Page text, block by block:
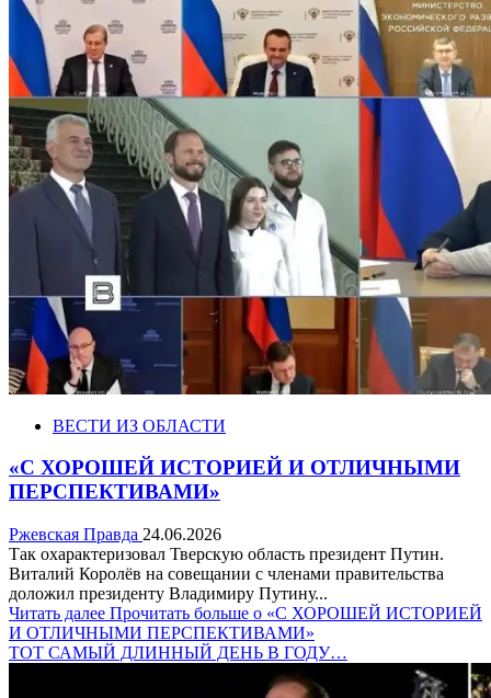
ВЕСТИ ИЗ ОБЛАСТИ
«С ХОРОШЕЙ ИСТОРИЕЙ И ОТЛИЧНЫМИ
ПЕРСПЕКТИВАМИ»
Ржевская Правда 24.06.2026
Так охарактеризовал Тверскую область президент Путин.
Виталий Королёв на совещании с членами правительства
доложил президенту Владимиру Путину...
Читать далее Прочитать больше о «С ХОРОШЕЙ ИСТОРИЕЙ
И ОТЛИЧНЫМИ ПЕРСПЕКТИВАМИ»
ТОТ САМЫЙ ДЛИННЫЙ ДЕНЬ В ГОДУ…